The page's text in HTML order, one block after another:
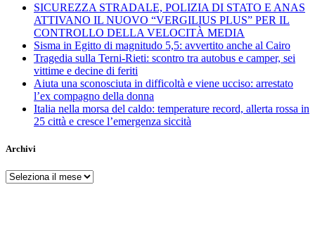
SICUREZZA STRADALE, POLIZIA DI STATO E ANAS
ATTIVANO IL NUOVO “VERGILIUS PLUS” PER IL
CONTROLLO DELLA VELOCITÀ MEDIA
Sisma in Egitto di magnitudo 5,5: avvertito anche al Cairo
Tragedia sulla Terni-Rieti: scontro tra autobus e camper, sei
vittime e decine di feriti
Aiuta una sconosciuta in difficoltà e viene ucciso: arrestato
l’ex compagno della donna
Italia nella morsa del caldo: temperature record, allerta rossa in
25 città e cresce l’emergenza siccità
Archivi
Archivi